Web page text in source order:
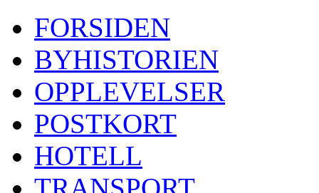
FORSIDEN
BYHISTORIEN
OPPLEVELSER
POSTKORT
HOTELL